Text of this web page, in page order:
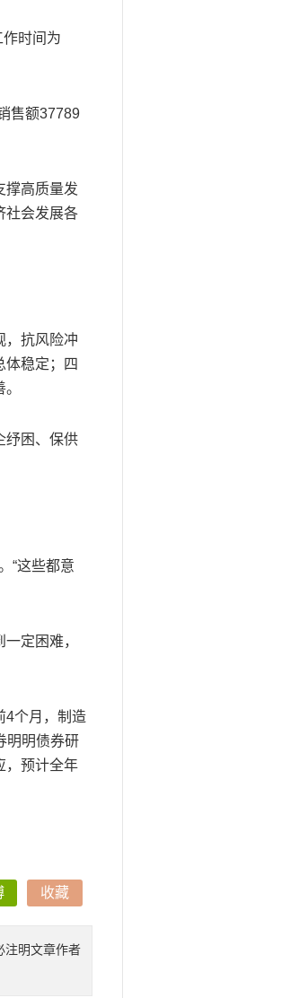
时间为
售额37789
撑高质量发
社会发展各
，抗风险冲
体稳定；四
纾困、保供
“这些都意
定困难，
4个月，制造
明明债券研
，预计全年
收藏
注明文章作者